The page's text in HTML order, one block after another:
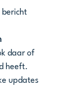
bericht
daar of
heeft.
updates